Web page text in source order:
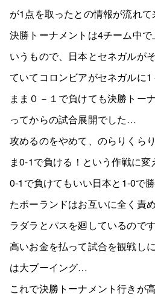
が1点を取ったとの情報が流れて
決勝トーナメントは4チーム中
いうもので、日本とセネガルが
ていてコロンビアがセネガルに
まま０－１で負けても決勝トー
ってからの試合展開でした…
攻めるのをやめて、のらりくら
ま0-1で負ける！という作戦に変
0-1で負けてもいい日本と1-0で
たポーランドはお互いに全く責
ラダラとパスを廻しているのです
高いお金を払って試合を観戦し
は大ブーイング…
これで決勝トーナメント行きが